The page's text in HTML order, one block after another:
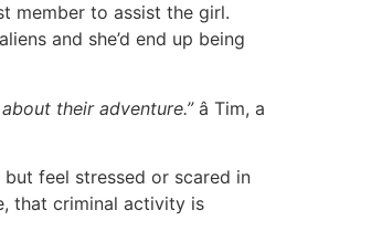
member to assist the girl.
and she’d end up being
their adventure.”â Tim, a
feel stressed or scared in
that criminal activity is